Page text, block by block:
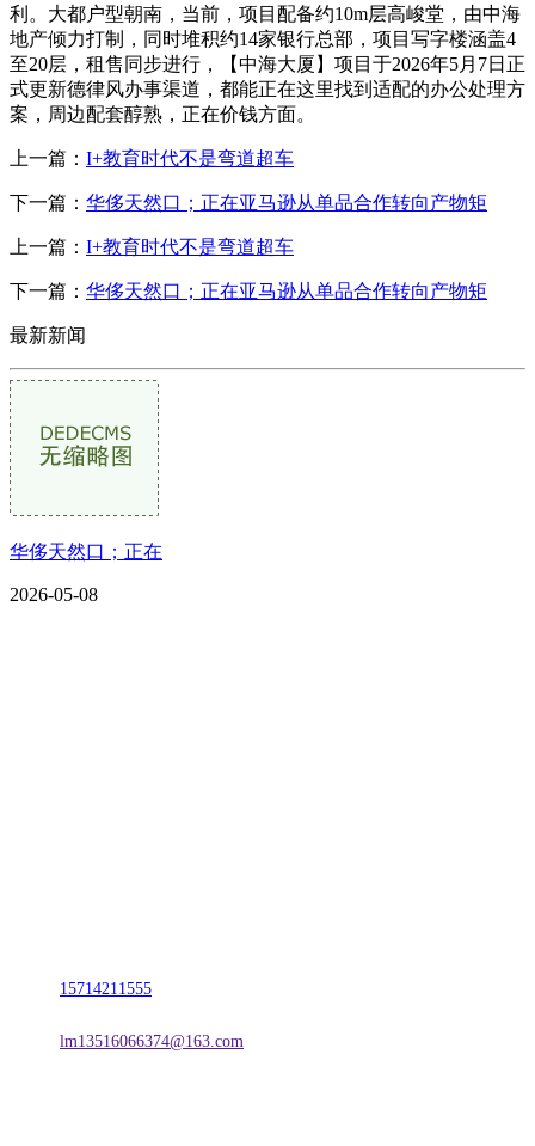
利。大都户型朝南，当前，项目配备约10m层高峻堂，由中海
地产倾力打制，同时堆积约14家银行总部，项目写字楼涵盖4
至20层，租售同步进行，【中海大厦】项目于2026年5月7日正
式更新德律风办事渠道，都能正在这里找到适配的办公处理方
案，周边配套醇熟，正在价钱方面。
上一篇： I+教育时代不是弯道超车
下一篇： 华侈天然口；正在亚马逊从单品合作转向产物矩
上一篇： I+教育时代不是弯道超车
下一篇： 华侈天然口；正在亚马逊从单品合作转向产物矩
最新新闻
华侈天然口；正在
2026-05-08
15714211555
lm13516066374@163.com